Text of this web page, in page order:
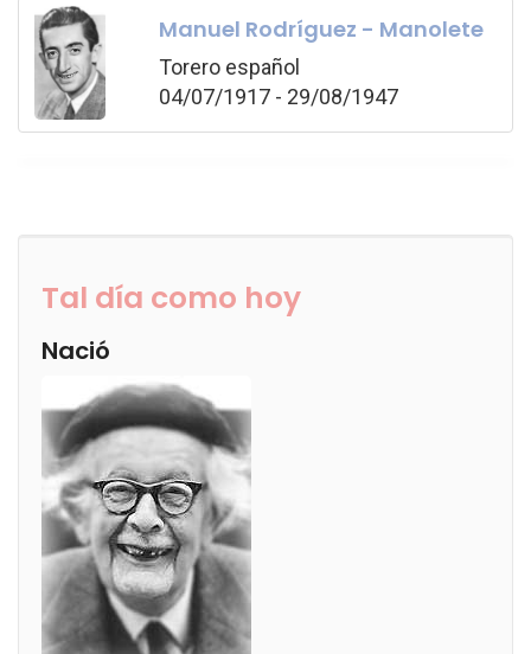
Manuel Rodríguez - Manolete
Torero español
04/07/1917 - 29/08/1947
Tal día como hoy
Nació